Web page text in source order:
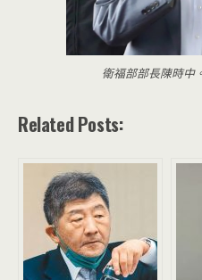
衛福部部長陳時中
Related Posts: